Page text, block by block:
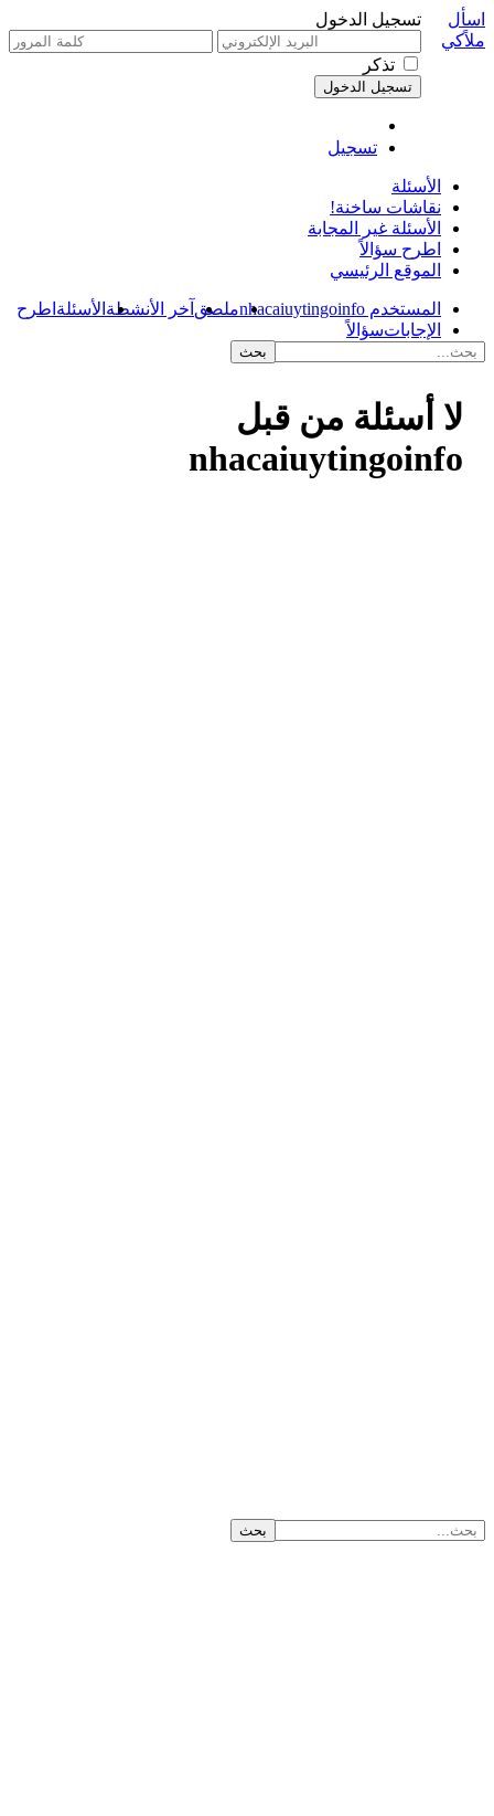
تسجيل الدخول
تذكر
تسجيل
اسأل
ملاًكي
الأسئلة
نقاشات ساخنة!
الأسئلة غير المجابة
اطرح سؤالاً
الموقع الرئيسي
المستخدم nhacaiuytingoinfo ملصق آخر الأنشطة الأسئلة
الإجابات
اطرح
سؤالاً
لا أسئلة من قبل
nhacaiuytingoinfo